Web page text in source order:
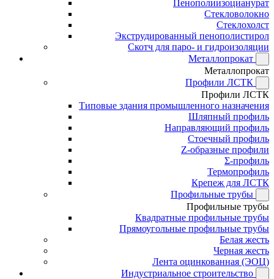
Пенополиизоцианурат
Стекловолокно
Стеклохолст
Экструдированный пенополистирол
Скотч для паро- и гидроизоляции
Металлопрокат
Металлопрокат
Профили ЛСТК
Профили ЛСТК
Типовые здания промышленного назначения
Шляпный профиль
Направляющий профиль
Стоечный профиль
Z-образные профили
Σ-профиль
Термопрофиль
Крепеж для ЛСТК
Профильные трубы
Профильные трубы
Квадратные профильные трубы
Прямоугольные профильные трубы
Белая жесть
Черная жесть
Лента оцинкованная (ЭОЦ)
Индустриальное строительство